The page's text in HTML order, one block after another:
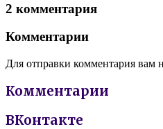
2 комментария
Комментарии
Для отправки комментария вам
Комментарии
ВКонтакте